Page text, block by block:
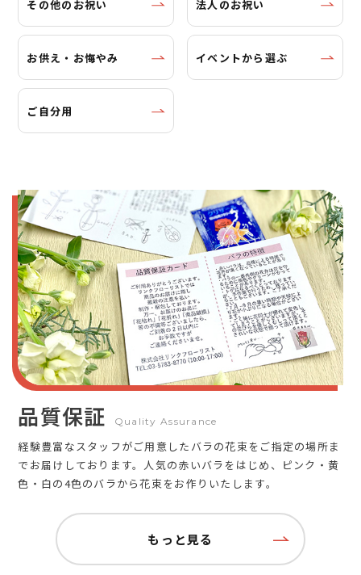
その他のお祝い 法人のお祝い
お供え・お悔やみ イベントから選ぶ
ご自分用
品質保証 Quality Assurance
経験豊富なスタッフがご用意したバラの花束をご指定の場所ま
でお届けしております。人気の赤いバラをはじめ、ピンク・黄
色・白の4色のバラから花束をお作りいたします。
もっと見る